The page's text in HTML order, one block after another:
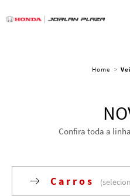
Home
Confira toda a
Carros